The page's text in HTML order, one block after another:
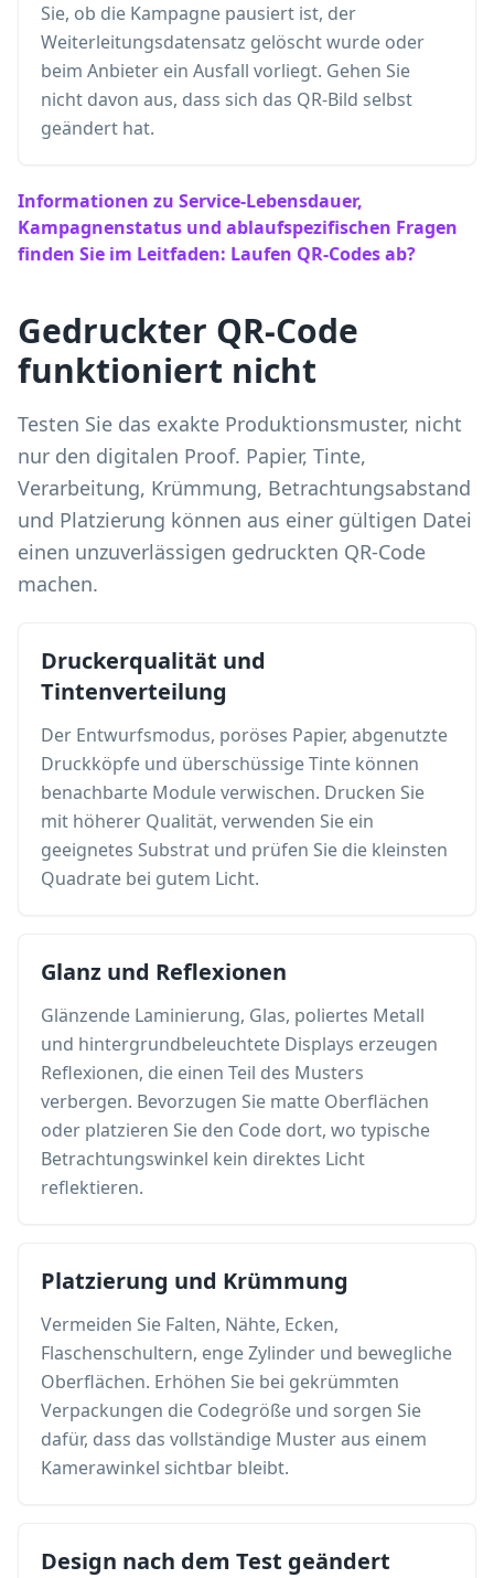
Sie, ob die Kampagne pausiert ist, der
Weiterleitungsdatensatz gelöscht wurde oder
beim Anbieter ein Ausfall vorliegt. Gehen Sie
nicht davon aus, dass sich das QR-Bild selbst
geändert hat.
Informationen zu Service-Lebensdauer,
Kampagnenstatus und ablaufspezifischen Fragen
finden Sie im Leitfaden: Laufen QR-Codes ab?
Gedruckter QR-Code
funktioniert nicht
Testen Sie das exakte Produktionsmuster, nicht
nur den digitalen Proof. Papier, Tinte,
Verarbeitung, Krümmung, Betrachtungsabstand
und Platzierung können aus einer gültigen Datei
einen unzuverlässigen gedruckten QR-Code
machen.
Druckerqualität und
Tintenverteilung
Der Entwurfsmodus, poröses Papier, abgenutzte
Druckköpfe und überschüssige Tinte können
benachbarte Module verwischen. Drucken Sie
mit höherer Qualität, verwenden Sie ein
geeignetes Substrat und prüfen Sie die kleinsten
Quadrate bei gutem Licht.
Glanz und Reflexionen
Glänzende Laminierung, Glas, poliertes Metall
und hintergrundbeleuchtete Displays erzeugen
Reflexionen, die einen Teil des Musters
verbergen. Bevorzugen Sie matte Oberflächen
oder platzieren Sie den Code dort, wo typische
Betrachtungswinkel kein direktes Licht
reflektieren.
Platzierung und Krümmung
Vermeiden Sie Falten, Nähte, Ecken,
Flaschenschultern, enge Zylinder und bewegliche
Oberflächen. Erhöhen Sie bei gekrümmten
Verpackungen die Codegröße und sorgen Sie
dafür, dass das vollständige Muster aus einem
Kamerawinkel sichtbar bleibt.
Design nach dem Test geändert